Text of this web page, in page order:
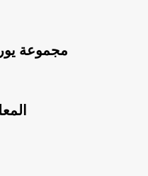
مجموعة